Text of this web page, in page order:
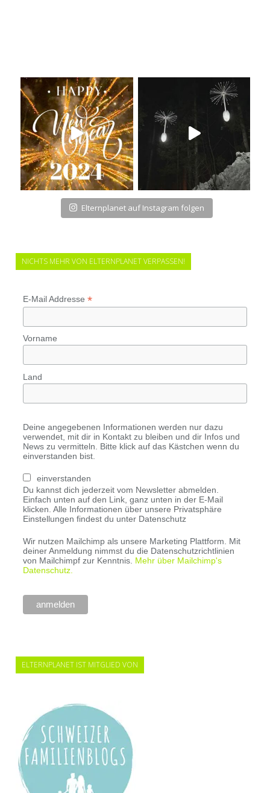
Elternplanet auf Instagram folgen
NICHTS MEHR VON ELTERNPLANET VERPASSEN!
E-Mail Addresse *
Vorname
Land
Deine angegebenen Informationen werden nur dazu
verwendet, mit dir in Kontakt zu bleiben und dir Infos und
News zu vermitteln. Bitte klick auf das Kästchen wenn du
einverstanden bist.
einverstanden
Du kannst dich jederzeit vom Newsletter abmelden.
Einfach unten auf den Link, ganz unten in der E-Mail
klicken. Alle Informationen über unsere Privatsphäre
Einstellungen findest du unter Datenschutz
Wir nutzen Mailchimp als unsere Marketing Plattform. Mit
deiner Anmeldung nimmst du die Datenschutzrichtlinien
von Mailchimpf zur Kenntnis. Mehr über Mailchimp's
Datenschutz.
ELTERNPLANET IST MITGLIED VON